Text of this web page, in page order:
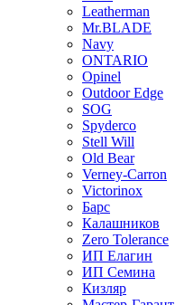
Leatherman
Mr.BLADE
Navy
ONTARIO
Opinel
Outdoor Edge
SOG
Spyderco
Stell Will
Old Bear
Verney-Carron
Victorinox
Барс
Калашников
Zero Tolerance
ИП Елагин
ИП Семина
Кизляр